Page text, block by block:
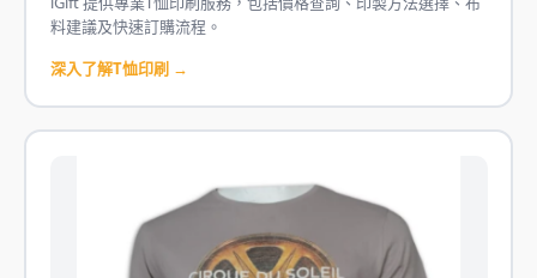
料建議及快速訂購流程。
深入了解T恤印刷 →